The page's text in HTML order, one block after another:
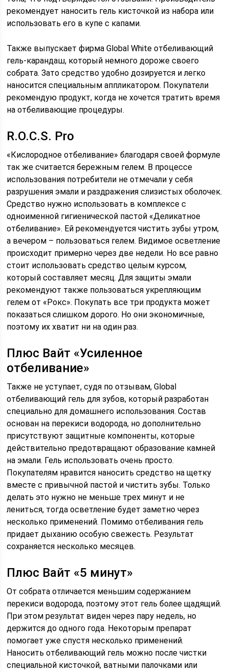
рекомендует наносить гель кисточкой из набора или
использовать его в купе с капами.
Также выпускает фирма Global White отбеливающий
гель-карандаш, который немного дороже своего
собрата. Зато средство удобно дозируется и легко
наносится специальным аппликатором. Покупатели
рекомендую продукт, когда не хочется тратить время
на отбеливающие процедуры.
R.O.C.S. Pro
«Кислородное отбеливание» благодаря своей формуле
так же считается бережным гелем. В процессе
использования потребители не отмечали у себя
разрушения эмали и раздражения слизистых оболочек.
Средство нужно использовать в комплексе с
одноименной гигиенической пастой «Деликатное
отбеливание». Ей рекомендуется чистить зубы утром,
а вечером – пользоваться гелем. Видимое осветление
происходит примерно через две недели. Но все равно
стоит использовать средство целым курсом,
который составляет месяц. Для защиты эмали
рекомендуют также пользоваться укрепляющим
гелем от «Рокс». Покупать все три продукта может
показаться слишком дорого. Но они экономичные,
поэтому их хватит ни на один раз.
Плюс Вайт «Усиленное
отбеливание»
Также не уступает, судя по отзывам, Global
отбеливающий гель для зубов, который разработан
специально для домашнего использования. Состав
основан на перекиси водорода, но дополнительно
присутствуют защитные компоненты, которые
действительно предотвращают образование камней
на эмали. Гель использовать очень просто.
Покупателям нравится наносить средство на щетку
вместе с привычной пастой и чистить зубы. Только
делать это нужно не меньше трех минут и не
лениться, тогда осветление будет заметно через
несколько применений. Помимо отбеливания гель
придает дыханию особую свежесть. Результат
сохраняется несколько месяцев.
Плюс Вайт «5 минут»
От собрата отличается меньшим содержанием
перекиси водорода, поэтому этот гель более щадящий.
При этом результат виден через пару недель, но
держится до одного года. Некоторым препарат
помогает уже спустя несколько применений.
Наносить отбеливающий гель можно после чистки
специальной кисточкой, ватными палочками или